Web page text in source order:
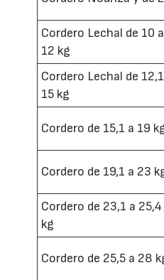
Cordero Lechal de 10 a
12 kg
Cordero Lechal de
15 kg
Cordero de 15,1 a 19
Cordero de 19,1 a 23
Cordero de 23,1 a 25,4
kg
Cordero de 25,5 a 28